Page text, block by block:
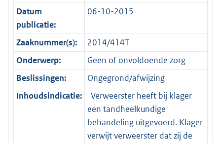
Datum
publicatie:
06-10-2015
Zaaknummer(s):
2014/414T
Onderwerp:
Geen of onvoldoende zorg
Beslissingen:
Ongegrond/afwijzing
Inhoudsindicatie:
Verweerster heeft bij klager
een tandheelkundige
behandeling uitgevoerd. Klager
verwijt verweerster dat zij de